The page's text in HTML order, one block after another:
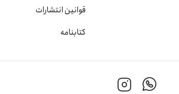
قوانین انتشارات
کتابنامه